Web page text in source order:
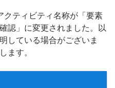
クティビティ名称が「要素
認」に変更されました。以
している場合がございま
ます。